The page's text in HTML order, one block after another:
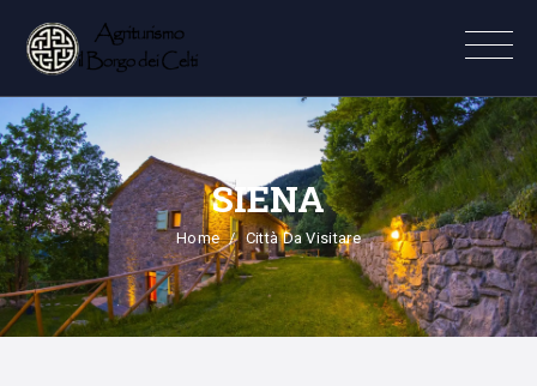
SIENA
Home Città Da Visitare